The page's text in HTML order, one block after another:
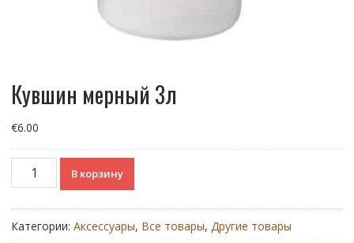
Кувшин мерный 3л
€6.00
Количество
товара
3л
В корзину
Категории: Аксессуары, Все товары, Другие товары